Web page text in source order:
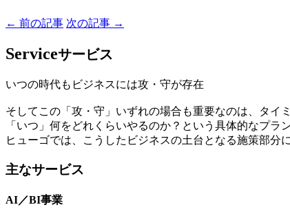
← 前の記事 次の記事 →
Serviceサービス
いつの時代もビジネスには攻・守が存在
そしてこの「攻・守」いずれの場合も重要なのは、タイミ
「いつ」何をどれくらいやるのか？という具体的なプラ
ヒューゴでは、こうしたビジネスの土台となる施策部分
主なサービス
AI／BI事業